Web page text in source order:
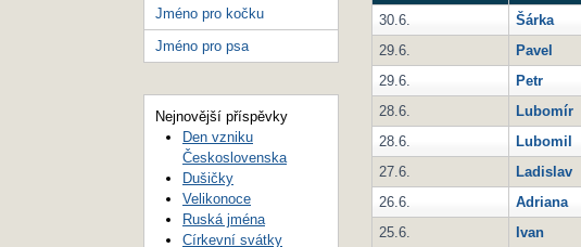
30.6.
Šárka
29.6.
Pavel
29.6.
Petr
28.6.
Lubomír
28.6.
Lubomil
27.6.
Ladislav
26.6.
Adriana
25.6.
Ivan
Jméno pro kočku
Jméno pro psa
Nejnovější příspěvky
Den vzniku
Československa
Dušičky
Velikonoce
Ruská jména
Církevní svátky